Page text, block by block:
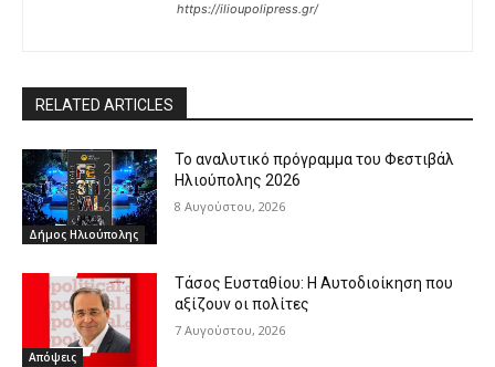
https://ilioupolipress.gr/
RELATED ARTICLES
Δήμος Ηλιούπολης
Το αναλυτικό πρόγραμμα του Φεστιβάλ
Ηλιούπολης 2026
8 Αυγούστου, 2026
Απόψεις
Τάσος Ευσταθίου: Η Αυτοδιοίκηση που
αξίζουν οι πολίτες
7 Αυγούστου, 2026